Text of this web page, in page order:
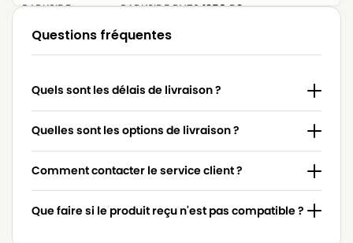
PARKSIDE
PARKSIDE PNTS 1250 B2
PARKSIDE
PARKSIDE PNTS 1250 C3
PARKSIDE
PARKSIDE PNTS 1250 F5
PARKSIDE
PARKSIDE PNTS 1300 A1
PARKSIDE
PARKSIDE PNTS 1300 C3
PARKSIDE
PARKSIDE PNTS 1300 D3
Questions fréquentes
Quels sont les délais de livraison ?
Quelles sont les options de livraison ?
Comment contacter le service client ?
Que faire si le produit reçu n'est pas compatible ?